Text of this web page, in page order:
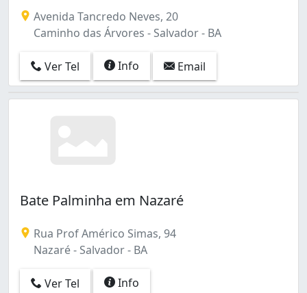
Avenida Tancredo Neves, 20
Caminho das Árvores - Salvador - BA
Ver Tel Info Email
Bate Palminha em Nazaré
Rua Prof Américo Simas, 94
Nazaré - Salvador - BA
Ver Tel Info